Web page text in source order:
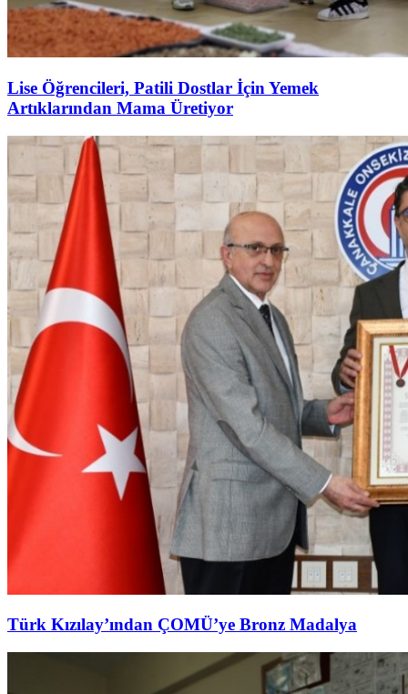
Lise Öğrencileri, Patili Dostlar İçin Yemek
Artıklarından Mama Üretiyor
Türk Kızılay’ından ÇOMÜ’ye Bronz Madalya